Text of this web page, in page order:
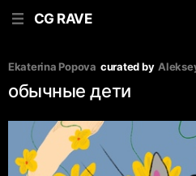
CG RAVE
Ekaterina Popova curated by
обычные дети